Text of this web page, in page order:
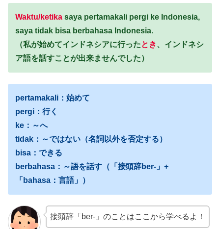
Waktu/ketika saya pertamakali pergi ke Indonesia,
saya tidak bisa berbahasa Indonesia.
（私が始めてインドネシアに行ったとき、インドネシ
ア語を話すことが出来ませんでした）
pertamakali：始めて
pergi：行く
ke：～へ
tidak：～ではない（名詞以外を否定する）
bisa：できる
berbahasa：～語を話す（「接頭辞ber-」+
「bahasa：言語」）
接頭辞「ber-」のことはここから学べるよ！